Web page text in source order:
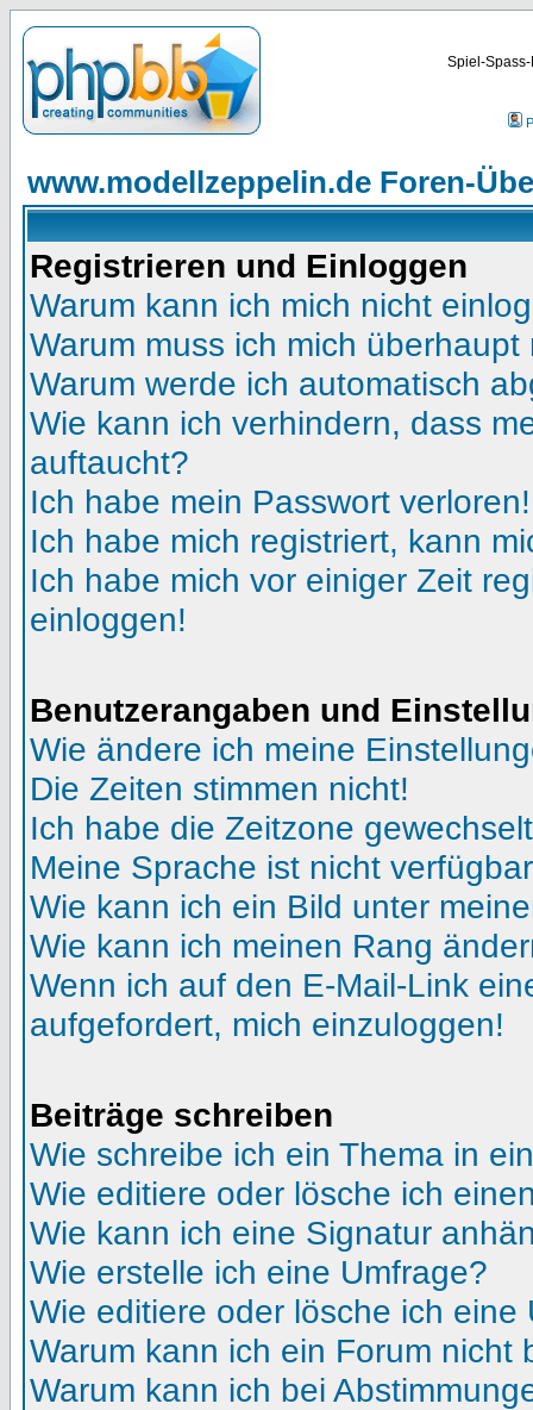
Spiel-
www.modellzeppelin.de Foren-
Registrieren und Einloggen
Warum kann ich mich nicht
Warum muss ich mich überhaupt
Warum werde ich automatisch
Wie kann ich verhindern, dass
auftaucht?
Ich habe mein Passwort verloren!
Ich habe mich registriert, kann
Ich habe mich vor einiger Zeit
einloggen!
Benutzerangaben und
Wie ändere ich meine
Die Zeiten stimmen nicht!
Ich habe die Zeitzone
Meine Sprache ist nicht
Wie kann ich ein Bild unter
Wie kann ich meinen Rang
Wenn ich auf den E-Mail-Link
aufgefordert, mich einzuloggen!
Beiträge schreiben
Wie schreibe ich ein Thema in
Wie editiere oder lösche ich
Wie kann ich eine Signatur
Wie erstelle ich eine Umfrage?
Wie editiere oder lösche ich eine
Warum kann ich ein Forum nicht
Warum kann ich bei